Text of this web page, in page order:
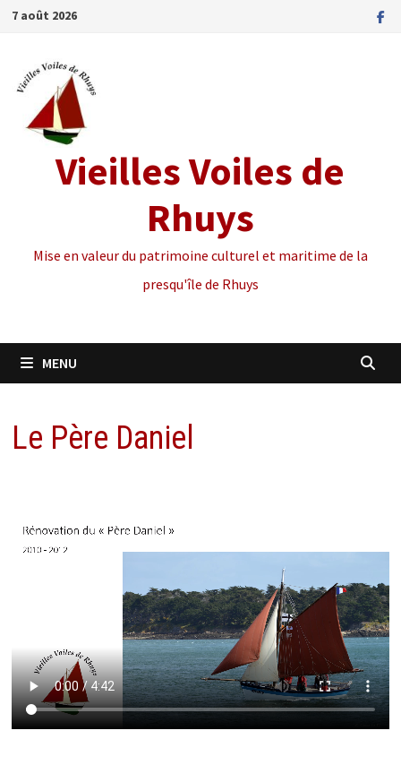
Passer
contenu
7 août 2026
Vieilles Voiles de
Rhuys
Mise en valeur du patrimoine culturel et maritime de la
presqu'île de Rhuys
MENU
Le Père Daniel